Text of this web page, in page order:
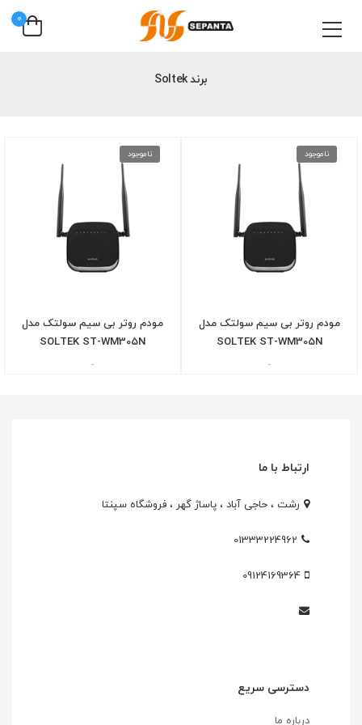
0
برند Soltek
ناموجود
مودم روتر بی سیم سولتک مدل
SOLTEK ST-WM305N
-
ناموجود
مودم روتر بی سیم سولتک مدل
SOLTEK ST-WM305N
-
ارتباط با ما
رشت ، حاجی آباد ، پاساژ گهر ، فروشگاه سپنتا
01333224962
09124169364
دسترسی سریع
درباره ما